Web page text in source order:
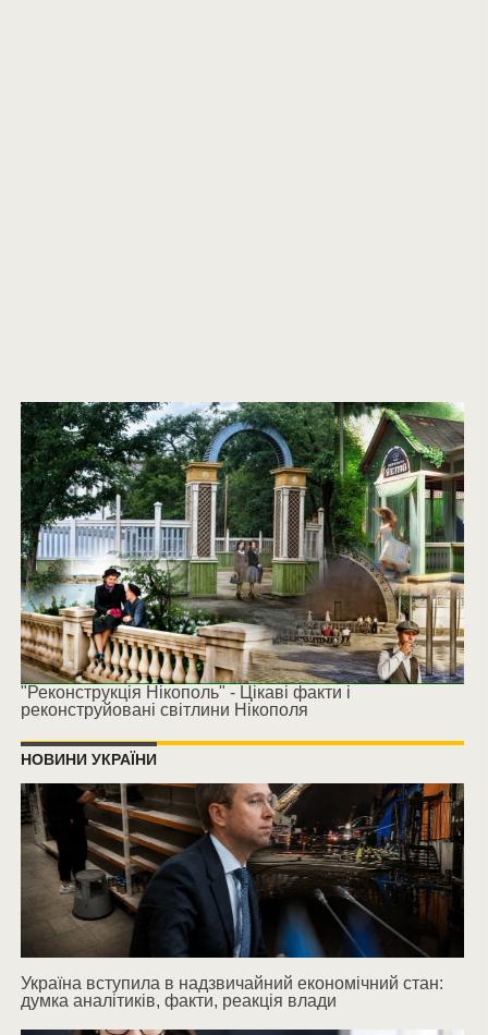
"Реконструкція Нікополь" - Цікаві факти і
реконструйовані світлини Нікополя
НОВИНИ УКРАЇНИ
Україна вступила в надзвичайний економічний стан:
думка аналітиків, факти, реакція влади